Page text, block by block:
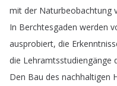
mit der Naturbeobachtung
In Berchtesgaden werden
ausprobiert, die
die Lehramtsstudiengänge
Den Bau des nachhaltigen